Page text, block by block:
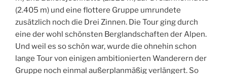
(2.405 m) und eine flottere Gruppe umrundete
zusätzlich noch die Drei Zinnen. Die Tour ging durch
eine der wohl schönsten Berglandschaften der Alpen.
Und weil es so schön war, wurde die ohnehin schon
lange Tour von einigen ambitionierten Wanderern der
Gruppe noch einmal außerplanmäßig verlängert. So